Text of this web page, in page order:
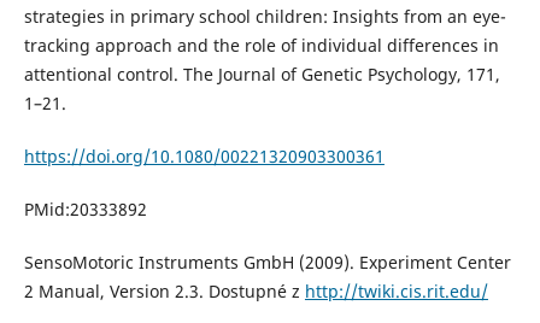
strategies in primary school children: Insights from an eye-
tracking approach and the role of individual differences in
attentional control. The Journal of Genetic Psychology, 171,
1–21.
https://doi.org/10.1080/00221320903300361
PMid:20333892
SensoMotoric Instruments GmbH (2009). Experiment Center
2 Manual, Version 2.3. Dostupné z http://twiki.cis.rit.edu/